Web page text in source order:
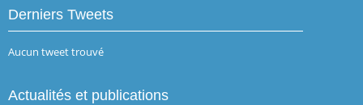
Derniers Tweets
Aucun tweet trouvé
Actualités et publications